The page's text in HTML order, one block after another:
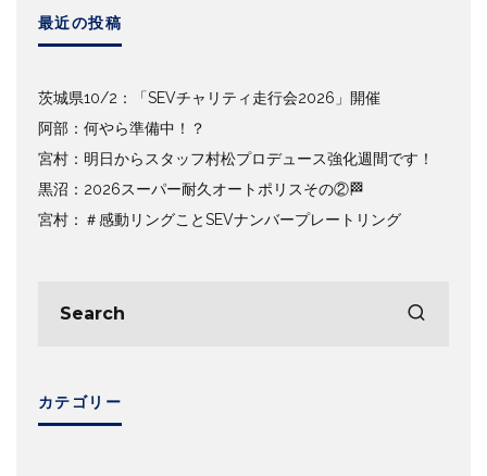
最近の投稿
茨城県10/2：「SEVチャリティ走行会2026」開催
阿部：何やら準備中！？
宮村：明日からスタッフ村松プロデュース強化週間です！
黒沼：2026スーパー耐久オートポリスその②🏁
宮村：＃感動リングことSEVナンバープレートリング
カテゴリー